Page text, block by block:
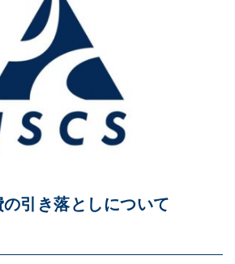
引き落としについて